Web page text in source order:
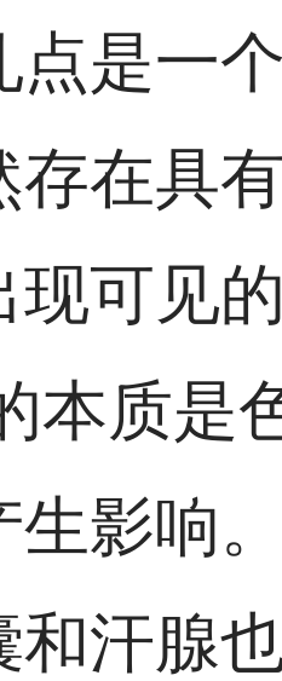
是一
在具
现可见
本质是
影响
和汗腺